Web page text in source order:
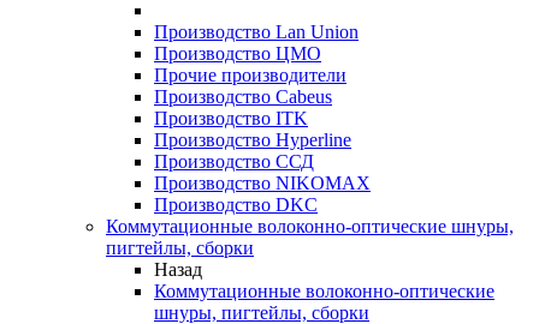
Производство Lan Union
Производство ЦМО
Прочие производители
Производство Cabeus
Производство ITK
Производство Hyperline
Производство ССД
Производство NIKOMAX
Производство DKC
Коммутационные волоконно-оптические шнуры,
пигтейлы, сборки
Назад
Коммутационные волоконно-оптические
шнуры, пигтейлы, сборки